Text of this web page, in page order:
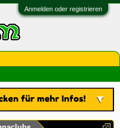
Anmelden oder registrieren